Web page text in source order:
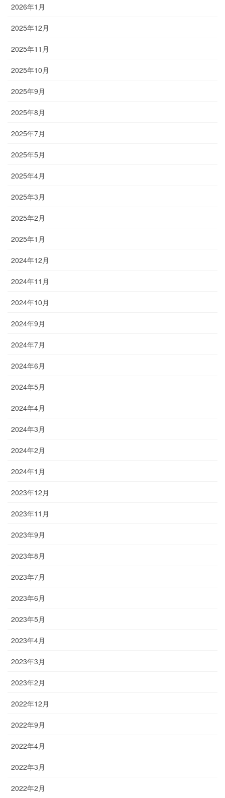
2026年1月
2025年12月
2025年11月
2025年10月
2025年9月
2025年8月
2025年7月
2025年5月
2025年4月
2025年3月
2025年2月
2025年1月
2024年12月
2024年11月
2024年10月
2024年9月
2024年7月
2024年6月
2024年5月
2024年4月
2024年3月
2024年2月
2024年1月
2023年12月
2023年11月
2023年9月
2023年8月
2023年7月
2023年6月
2023年5月
2023年4月
2023年3月
2023年2月
2022年12月
2022年9月
2022年4月
2022年3月
2022年2月